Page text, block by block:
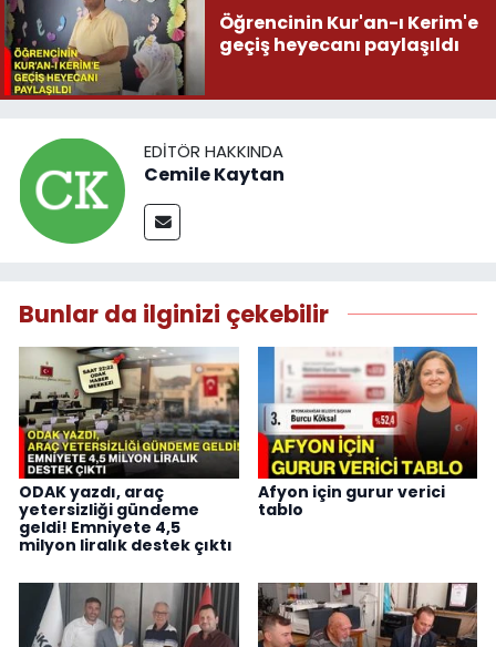
Öğrencinin Kur'an-ı Kerim'e
geçiş heyecanı paylaşıldı
EDITÖR HAKKINDA
Cemile Kaytan
Bunlar da ilginizi çekebilir
ODAK yazdı, araç
yetersizliği gündeme
geldi! Emniyete 4,5
milyon liralık destek çıktı
Afyon için gurur verici
tablo